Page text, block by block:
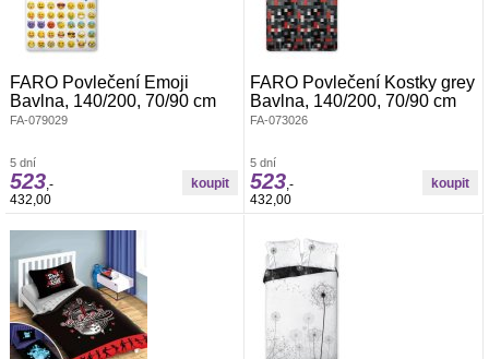
FARO Povlečení Emoji
Bavlna, 140/200, 70/90 cm
FA-079029
5 dní
523,-
432,00
FARO Povlečení Kostky grey
Bavlna, 140/200, 70/90 cm
FA-073026
5 dní
523,-
432,00